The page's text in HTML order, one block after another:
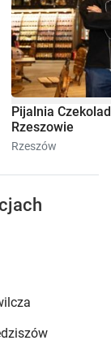
Pijalnia
Rzeszowie
Rzeszów